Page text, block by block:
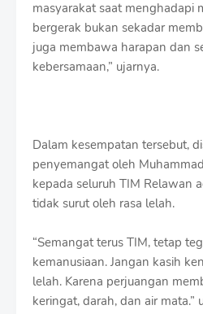
masyarakat saat menghadapi
bergerak bukan sekadar
juga membawa harapan dan
kebersamaan,” ujarnya.
Dalam kesempatan tersebut,
penyemangat oleh
kepada seluruh TIM Relawan
tidak surut oleh rasa lelah.
“Semangat terus TIM, tetap
kemanusiaan. Jangan kasih
lelah. Karena perjuangan
keringat, darah, dan air mata.”